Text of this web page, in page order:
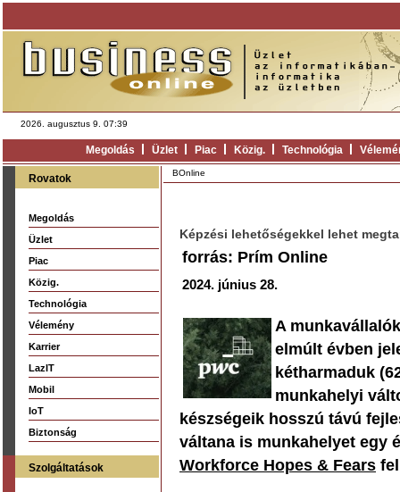
2026. augusztus 9. 07:39
Megoldás Üzlet Piac Közig. Technológia
Rovatok
Megoldás
Üzlet
Piac
Közig.
Technológia
Vélemény
Karrier
LazIT
Mobil
IoT
Biztonság
Szolgáltatások
BOnline
Képzési lehetőségekkel lehet
forrás: Prím Online
2024. június 28.
A
elmúlt évben
kétharmaduk
munkahelyi
készségeik hosszú távú
váltana is munkahelyet egy
Workforce Hopes & Fears